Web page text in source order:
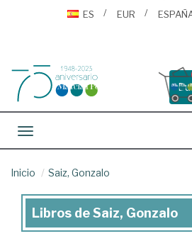
ES
EUR
Toggle navigation
Inicio Saiz, Gonzalo
Libros
Libros de Saiz, Gonzalo